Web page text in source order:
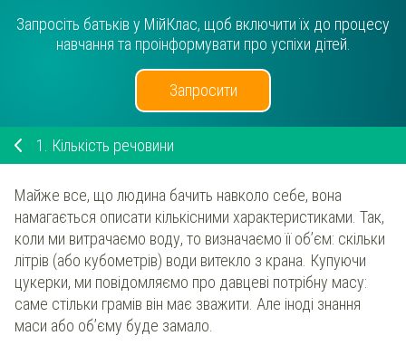
Запросіть батьків у МійКлас, щоб включити їх до процесу
навчання та проінформувати про успіхи дітей.
Запросити
1. Кількість речовини
Майже все, що людина бачить навколо себе, вона
намагається описати кількісними характеристиками. Так,
коли ми витрачаємо воду, то визначаємо її об’єм: скільки
літрів (або кубометрів) води витекло з крана. Купуючи
цукерки, ми повідомляємо про давцеві потрібну масу:
саме стільки грамів він має зважити. Але іноді знання
маси або об’єму буде замало.